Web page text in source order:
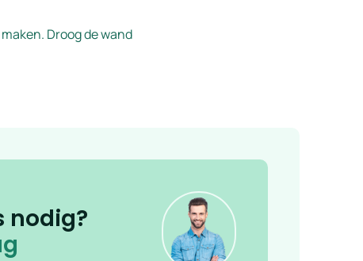
Droog de wand
nodig?